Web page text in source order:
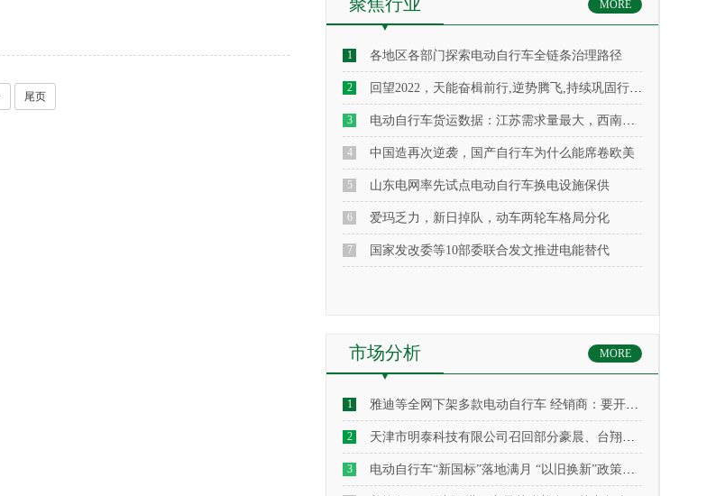
尾页
MORE
1 各地区各部门探索电动自行车全链条治理路径
2 回望2022，天能奋楫前行,逆势腾飞,持续巩固行业领军者地位
3 ​电动自行车货运数据：江苏需求量最大，西南地区保有量提升
4 中国造再次逆袭，国产自行车为什么能席卷欧美
5 山东电网率先试点电动自行车换电设施保供
6 爱玛乏力，新日掉队，动车两轮车格局分化
7 国家发改委等10部委联合发文推进电能替代
市场分析 MORE
1 雅迪等全网下架多款电动自行车 经销商：要开始生产新国标款式了
2 天津市明泰科技有限公司召回部分豪晨、台翔、威尔斯牌电动自行车
3 电动自行车“新国标”落地满月 “以旧换新”政策效应逐步释放